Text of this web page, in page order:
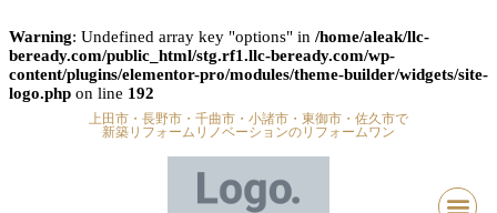
Warning: Undefined array key "options" in /home/aleak/llc-
beready.com/public_html/stg.rf1.llc-beready.com/wp-
content/plugins/elementor-pro/modules/theme-builder/widgets/site-
logo.php on line 192
上田市・長野市・千曲市・小諸市・東御市・佐久市で
新築リフォームリノベーションのリフォームワン